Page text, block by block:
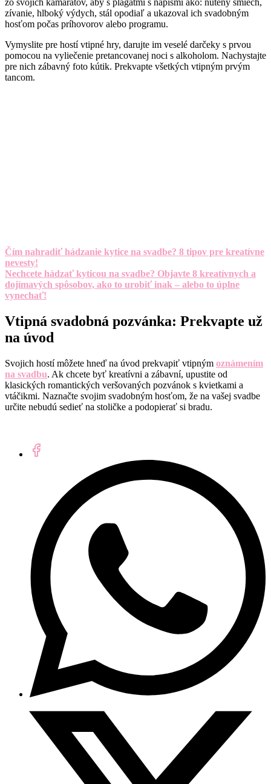
zo svojich kamarátov, aby s plagátmi s nápismi ako: nútený smiech,
zívanie, hlboký výdych, stál opodiaľ a ukazoval ich svadobným
hosťom počas príhovorov alebo programu.
Vymyslite pre hostí vtipné hry, darujte im veselé darčeky s prvou
pomocou na vyliečenie pretancovanej noci s alkoholom. Nachystajte
pre nich zábavný foto kútik. Prekvapte všetkých vtipným prvým
tancom.
Čím nahradiť hádzanie kytice na svadbe? 8 tipov pre kreatívne
nevesty!
Nechcete hádzať kyticou na svadbe? Objavte 8 kreatívnych a
dojímavých spôsobov, ako to urobiť inak – alebo to úplne
vynechať!
Vtipná svadobná pozvánka: Prekvapte už
na úvod
Svojich hostí môžete hneď na úvod prekvapiť vtipným oznámením
na svadbu. Ak chcete byť kreatívni a zábavní, upustite od
klasických romantických veršovaných pozvánok s kvietkami a
vtáčikmi. Naznačte svojim svadobným hosťom, že na vašej svadbe
určite nebudú sedieť na stoličke a podopierať si bradu.